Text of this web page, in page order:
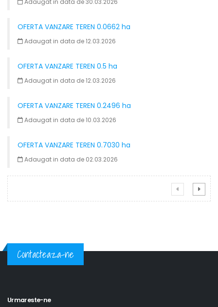
Adaugat in data de 30.03.2026
OFERTA VANZARE TEREN 0.0662 ha
Adaugat in data de 12.03.2026
OFERTA VANZARE TEREN 0.5 ha
Adaugat in data de 12.03.2026
OFERTA VANZARE TEREN 0.2496 ha
Adaugat in data de 10.03.2026
OFERTA VANZARE TEREN 0.7030 ha
Adaugat in data de 02.03.2026
Contacteaza-ne
Urmareste-ne